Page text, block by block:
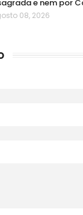
e nem por
08, 2026